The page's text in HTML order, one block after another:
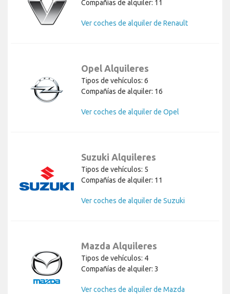
Compañías de alquiler: 11
Ver coches de alquiler de Renault
Opel Alquileres
Tipos de vehículos: 6
Compañías de alquiler: 16
Ver coches de alquiler de Opel
Suzuki Alquileres
Tipos de vehículos: 5
Compañías de alquiler: 11
Ver coches de alquiler de Suzuki
Mazda Alquileres
Tipos de vehículos: 4
Compañías de alquiler: 3
Ver coches de alquiler de Mazda